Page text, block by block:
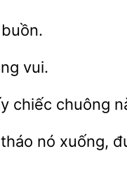
chiếc chuông
tháo nó xuống,